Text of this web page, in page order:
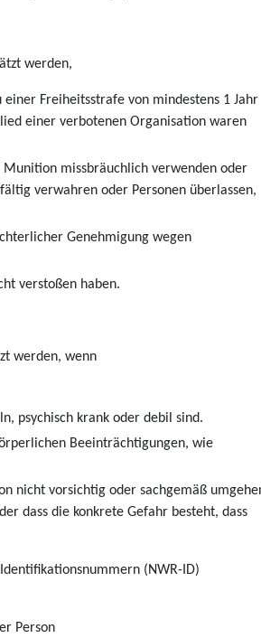
werden,
Freiheitsstrafe von mindestens 1 Jahr
einer verbotenen Organisation waren
missbräuchlich verwenden oder
verwahren oder Personen überlassen,
Genehmigung wegen
verstoßen haben.
werden, wenn
psychisch krank oder debil sind.
Beeinträchtigungen, wie
nicht vorsichtig oder sachgemäß
dass die konkrete Gefahr besteht, dass
(NWR-ID)
Person